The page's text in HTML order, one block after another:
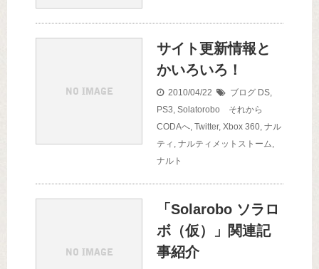
サイト更新情報と
かいろいろ！
2010/04/22 ブログ DS,
PS3, Solatorobo それから
CODAへ, Twitter, Xbox 360, ナル
ティ , ナルティメットストーム,
ナルト
「Solarobo ソラロ
ボ（仮）」関連記
事紹介